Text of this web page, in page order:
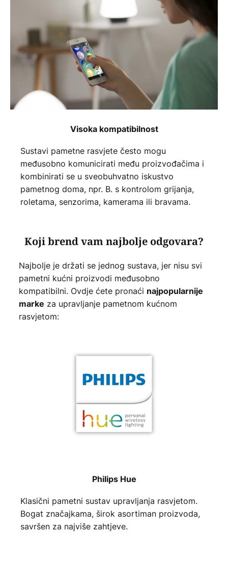
Visoka kompatibilnost
Sustavi pametne rasvjete često mogu
međusobno komunicirati među proizvođačima i
kombinirati se u sveobuhvatno iskustvo
pametnog doma, npr. B. s kontrolom grijanja,
roletama, senzorima, kamerama ili bravama.
Koji brend vam najbolje odgovara?
Najbolje je držati se jednog sustava, jer nisu svi
pametni kućni proizvodi međusobno
kompatibilni. Ovdje ćete pronaći najpopularnije
marke za upravljanje pametnom kućnom
rasvjetom:
Philips Hue
Klasični pametni sustav upravljanja rasvjetom.
Bogat značajkama, širok asortiman proizvoda,
savršen za najviše zahtjeve.